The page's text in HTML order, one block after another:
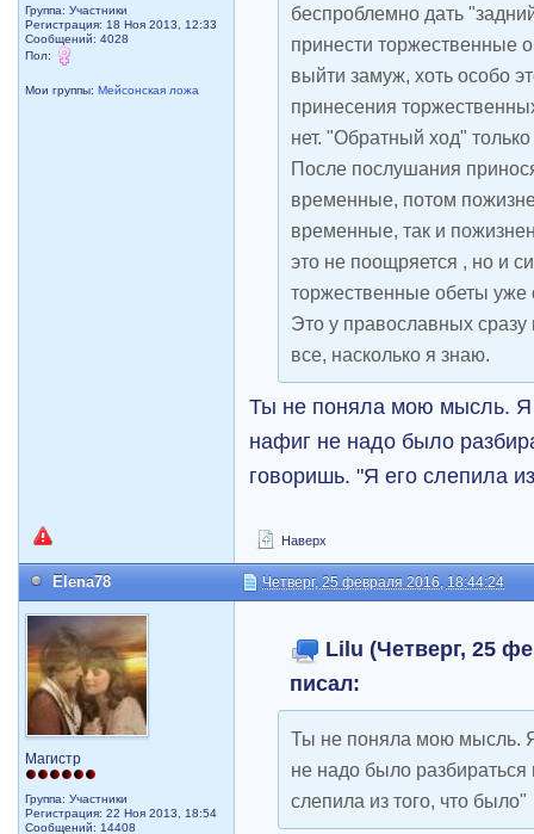
Группа: Участники
Регистрация: 18 Ноя 2013, 12:33
Сообщений: 4028
Пол:
Мои группы:Мейсонская ложа
беспроблемно дать
принести торжественные
выйти замуж, хоть особо
принесения
нет. "Обратный ход"
После послушания
временные, потом
временные, так и
это не поощряется , но и
торжественные обеты
Это у православных
все, насколько я знаю.
Ты не поняла мою мысль. Я
нафиг не надо было
говоришь. "Я его слепила
Наверх
Elena78 Четверг, 25 февраля 2016, 18:44:24
Магистр
Группа: Участники
Регистрация: 22 Ноя 2013, 18:54
Сообщений: 14408
Lilu (Четверг, 25
писал:
Ты не поняла мою мысль.
не надо было
слепила из того, что было"